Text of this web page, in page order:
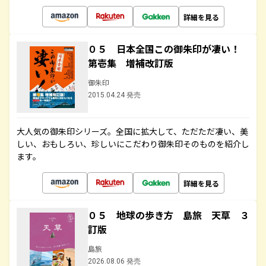
詳細を見る
０５ 日本全国この御朱印が凄い！
第壱集 増補改訂版
御朱印
2015.04.24 発売
大人気の御朱印シリーズ。全国に拡大して、ただただ凄い、美
しい、おもしろい、珍しいにこだわり御朱印そのものを紹介し
ます。
詳細を見る
０５ 地球の歩き方 島旅 天草 ３
訂版
島旅
2026.08.06 発売